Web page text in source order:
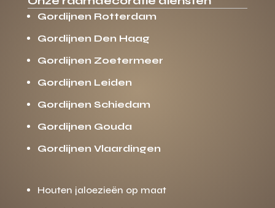
Gordijnen Rotterdam
Gordijnen Den Haag
Gordijnen Zoetermeer
Gordijnen Leiden
Gordijnen Schiedam
Gordijnen Gouda
Gordijnen Vlaardingen
Houten jaloezieën op maat